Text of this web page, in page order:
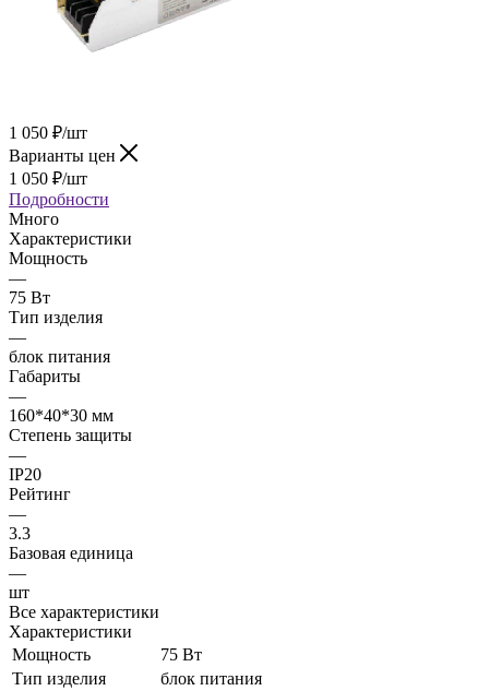
1 050 ₽/шт
Варианты цен
1 050 ₽/шт
Подробности
Много
Характеристики
Мощность
—
75 Вт
Тип изделия
—
блок питания
Габариты
—
160*40*30 мм
Степень защиты
—
IP20
Рейтинг
—
3.3
Базовая единица
—
шт
Все характеристики
Характеристики
Мощность
75 Вт
Тип изделия
блок питания